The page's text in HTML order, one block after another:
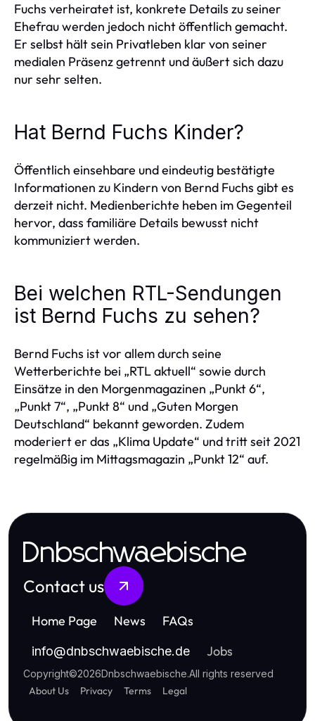
Fuchs verheiratet ist, konkrete Details zu seiner
Ehefrau werden jedoch nicht öffentlich gemacht.
Er selbst hält sein Privatleben klar von seiner
medialen Präsenz getrennt und äußert sich dazu
nur sehr selten.
Hat Bernd Fuchs Kinder?
Öffentlich einsehbare und eindeutig bestätigte
Informationen zu Kindern von Bernd Fuchs gibt es
derzeit nicht. Medienberichte heben im Gegenteil
hervor, dass familiäre Details bewusst nicht
kommuniziert werden.
Bei welchen RTL-Sendungen
ist Bernd Fuchs zu sehen?
Bernd Fuchs ist vor allem durch seine
Wetterberichte bei „RTL aktuell“ sowie durch
Einsätze in den Morgenmagazinen „Punkt 6“,
„Punkt 7“, „Punkt 8“ und „Guten Morgen
Deutschland“ bekannt geworden. Zudem
moderiert er das „Klima Update“ und tritt seit 2021
regelmäßig im Mittagsmagazin „Punkt 12“ auf.
Dnbschwaebische
Contact us
Home Page News FAQs
info@dnbschwaebische.de Jobs
Copyright©2026Dnbschwaebische.All rights reserved
About Us Privacy Terms Legal